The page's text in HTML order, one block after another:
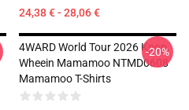
24,38 € - 28,06 €
4WARD World Tour 2026 Kpop,
Wheein Mamamoo NTMD0608
Mamamoo T-Shirts
-20%